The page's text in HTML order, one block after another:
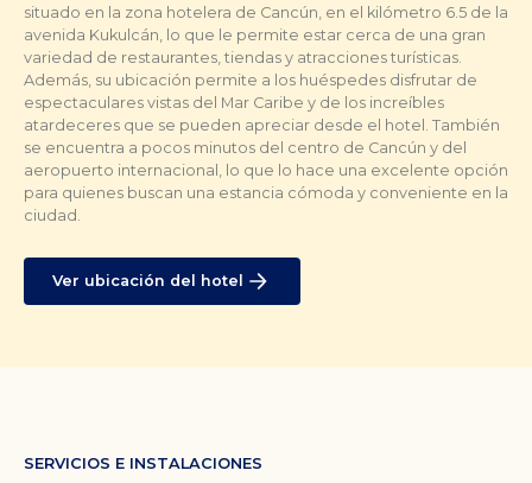
situado en la zona hotelera de Cancún, en el kilómetro 6.5 de la
avenida Kukulcán, lo que le permite estar cerca de una gran
variedad de restaurantes, tiendas y atracciones turísticas.
Además, su ubicación permite a los huéspedes disfrutar de
espectaculares vistas del Mar Caribe y de los increíbles
atardeceres que se pueden apreciar desde el hotel. También
se encuentra a pocos minutos del centro de Cancún y del
aeropuerto internacional, lo que lo hace una excelente opción
para quienes buscan una estancia cómoda y conveniente en la
ciudad.
Ver ubicación del hotel
SERVICIOS E INSTALACIONES